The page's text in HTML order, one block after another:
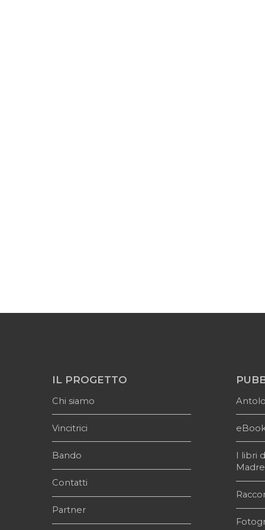
IL PROGETTO
Chi siamo
Vincitrici
Bando
Contatti
Partner
I libri
Madre